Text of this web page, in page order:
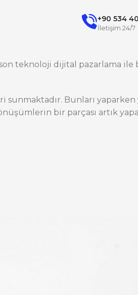
+90 534
İletişim 24/7
teknoloji dijital pazarlama ile
Bunları yaparken
bir parçası artık